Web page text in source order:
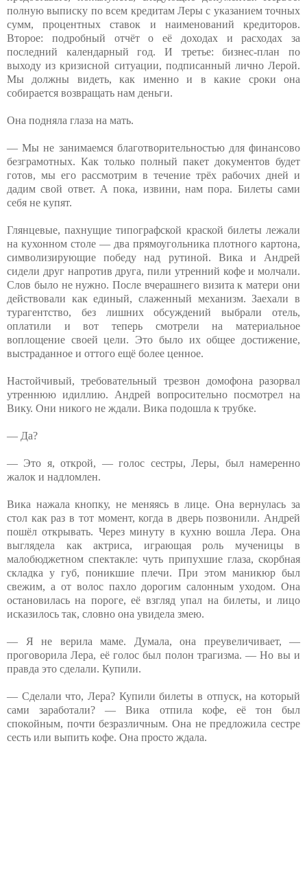
полную выписку по всем кредитам Леры с указанием точных
сумм, процентных ставок и наименований кредиторов.
Второе: подробный отчёт о её доходах и расходах за
последний календарный год. И третье: бизнес-план по
выходу из кризисной ситуации, подписанный лично Лерой.
Мы должны видеть, как именно и в какие сроки она
собирается возвращать нам деньги.
Она подняла глаза на мать.
— Мы не занимаемся благотворительностью для финансово
безграмотных. Как только полный пакет документов будет
готов, мы его рассмотрим в течение трёх рабочих дней и
дадим свой ответ. А пока, извини, нам пора. Билеты сами
себя не купят.
Глянцевые, пахнущие типографской краской билеты лежали
на кухонном столе — два прямоугольника плотного картона,
символизирующие победу над рутиной. Вика и Андрей
сидели друг напротив друга, пили утренний кофе и молчали.
Слов было не нужно. После вчерашнего визита к матери они
действовали как единый, слаженный механизм. Заехали в
турагентство, без лишних обсуждений выбрали отель,
оплатили и вот теперь смотрели на материальное
воплощение своей цели. Это было их общее достижение,
выстраданное и оттого ещё более ценное.
Настойчивый, требовательный трезвон домофона разорвал
утреннюю идиллию. Андрей вопросительно посмотрел на
Вику. Они никого не ждали. Вика подошла к трубке.
— Да?
— Это я, открой, — голос сестры, Леры, был намеренно
жалок и надломлен.
Вика нажала кнопку, не меняясь в лице. Она вернулась за
стол как раз в тот момент, когда в дверь позвонили. Андрей
пошёл открывать. Через минуту в кухню вошла Лера. Она
выглядела как актриса, играющая роль мученицы в
малобюджетном спектакле: чуть припухшие глаза, скорбная
складка у губ, поникшие плечи. При этом маникюр был
свежим, а от волос пахло дорогим салонным уходом. Она
остановилась на пороге, её взгляд упал на билеты, и лицо
исказилось так, словно она увидела змею.
— Я не верила маме. Думала, она преувеличивает, —
проговорила Лера, её голос был полон трагизма. — Но вы и
правда это сделали. Купили.
— Сделали что, Лера? Купили билеты в отпуск, на который
сами заработали? — Вика отпила кофе, её тон был
спокойным, почти безразличным. Она не предложила сестре
сесть или выпить кофе. Она просто ждала.